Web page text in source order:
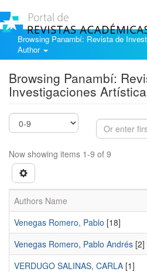
Browsing Panambí: Revista de
Author
Browsing Panambí:
Investigaciones
Now showing items 1-9 of 9
Authors Name
Venegas Romero, Pablo [18]
Venegas Romero, Pablo Andrés [2]
VERDUGO SALINAS, CARLA [1]